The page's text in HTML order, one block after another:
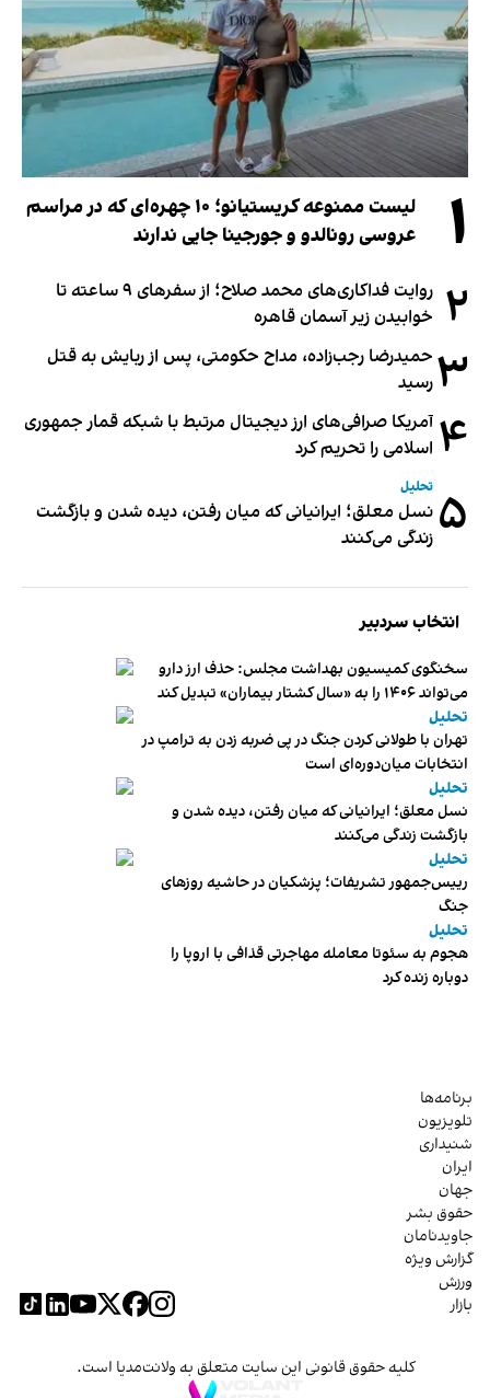
۱
لیست ممنوعه کریستیانو؛ ۱۰ چهره‌ای که در مراسم
عروسی رونالدو و جورجینا جایی ندارند
۲
روایت فداکاری‌های محمد صلاح؛ از سفرهای ۹ ساعته تا
خوابیدن زیر آسمان قاهره
۳ حمیدرضا رجب‌زاده، مداح حکومتی، پس از ربایش به قتل
رسید
۴ آمریکا صرافی‌های ارز دیجیتال مرتبط با شبکه قمار جمهوری
اسلامی را تحریم کرد
۵ تحلیل
نسل معلق؛ ایرانیانی که میان رفتن، دیده شدن و بازگشت
زندگی می‌کنند
انتخاب سردبیر
سخنگوی کمیسیون بهداشت مجلس: حذف ارز دارو
می‌تواند ۱۴۰۶ را به «سال کشتار بیماران» تبدیل کند
تحلیل
تهران با طولانی کردن جنگ در پی ضربه زدن به ترامپ در
انتخابات میان‌دوره‌ای است
تحلیل
نسل معلق؛ ایرانیانی که میان رفتن، دیده شدن و
بازگشت زندگی می‌کنند
تحلیل
رییس‌جمهور تشریفات؛ پزشکیان در حاشیه روزهای
جنگ
تحلیل
هجوم به سئوتا معامله مهاجرتی قذافی با اروپا را
دوباره زنده کرد
برنامه‌ها
تلویزیون
شنیداری
ایران
جهان
حقوق بشر
جاویدنامان
گزارش ویژه
ورزش
بازار
کلیه حقوق قانونی این سایت متعلق به ولانت‌مدیا است.